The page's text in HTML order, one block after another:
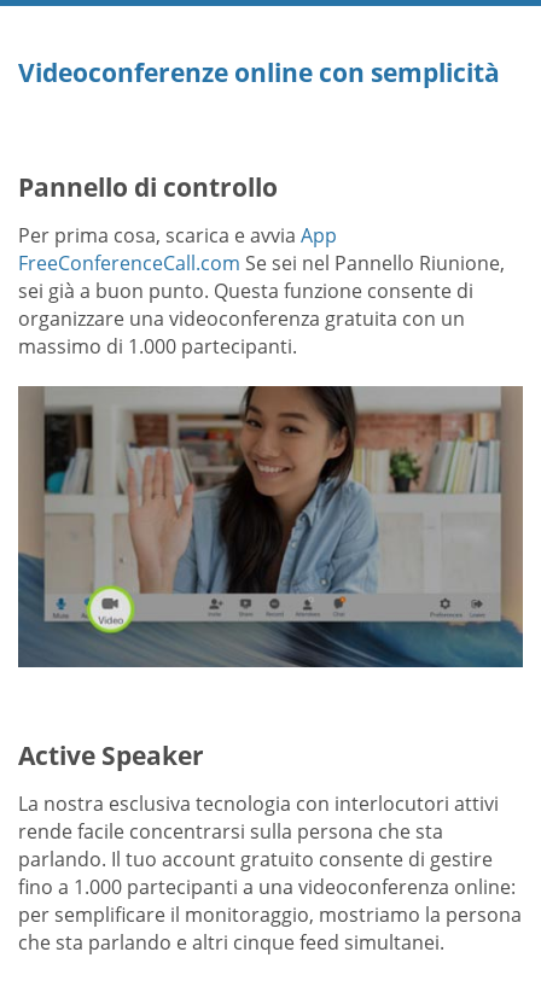
Videoconferenze online con semplicità
Pannello di controllo
Per prima cosa, scarica e avvia App
FreeConferenceCall.com Se sei nel Pannello Riunione,
sei già a buon punto. Questa funzione consente di
organizzare una videoconferenza gratuita con un
massimo di 1.000 partecipanti.
Active Speaker
La nostra esclusiva tecnologia con interlocutori attivi
rende facile concentrarsi sulla persona che sta
parlando. Il tuo account gratuito consente di gestire
fino a 1.000 partecipanti a una videoconferenza online:
per semplificare il monitoraggio, mostriamo la persona
che sta parlando e altri cinque feed simultanei.